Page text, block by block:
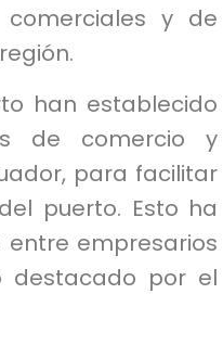
comerciales y de
han establecido
de comercio y
para facilitar
puerto. Esto ha
empresarios
destacado por el